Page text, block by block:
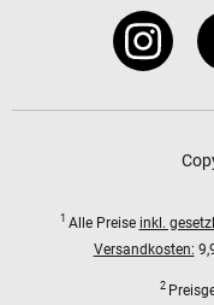
1 Alle Preise inkl.
Versandkosten:
2